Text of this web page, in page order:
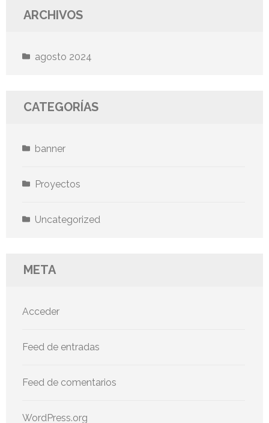
ARCHIVOS
agosto 2024
CATEGORÍAS
banner
Proyectos
Uncategorized
META
Acceder
Feed de entradas
Feed de comentarios
WordPress.org